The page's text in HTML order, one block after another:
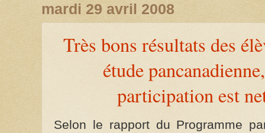
mardi 29 avril 2008
Très bons résultats des
étude
participation est
Selon le rapport du Programme